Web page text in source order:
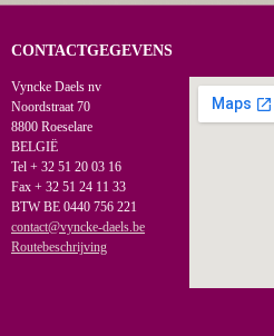
CONTACTGEGEVENS
Vyncke Daels nv
Noordstraat 70
8800 Roeselare
BELGIË
Tel + 32 51 20 03 16
Fax + 32 51 24 11 33
BTW BE 0440 756 221
contact@vyncke-daels.be
Routebeschrijving